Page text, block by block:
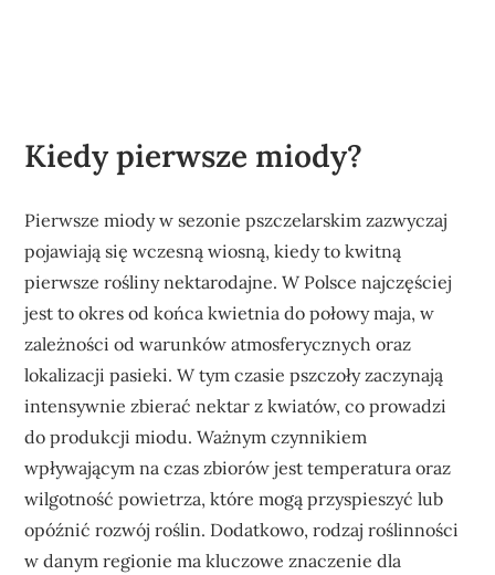
Kiedy pierwsze miody?
Pierwsze miody w sezonie pszczelarskim zazwyczaj
pojawiają się wczesną wiosną, kiedy to kwitną
pierwsze rośliny nektarodajne. W Polsce najczęściej
jest to okres od końca kwietnia do połowy maja, w
zależności od warunków atmosferycznych oraz
lokalizacji pasieki. W tym czasie pszczoły zaczynają
intensywnie zbierać nektar z kwiatów, co prowadzi
do produkcji miodu. Ważnym czynnikiem
wpływającym na czas zbiorów jest temperatura oraz
wilgotność powietrza, które mogą przyspieszyć lub
opóźnić rozwój roślin. Dodatkowo, rodzaj roślinności
w danym regionie ma kluczowe znaczenie dla